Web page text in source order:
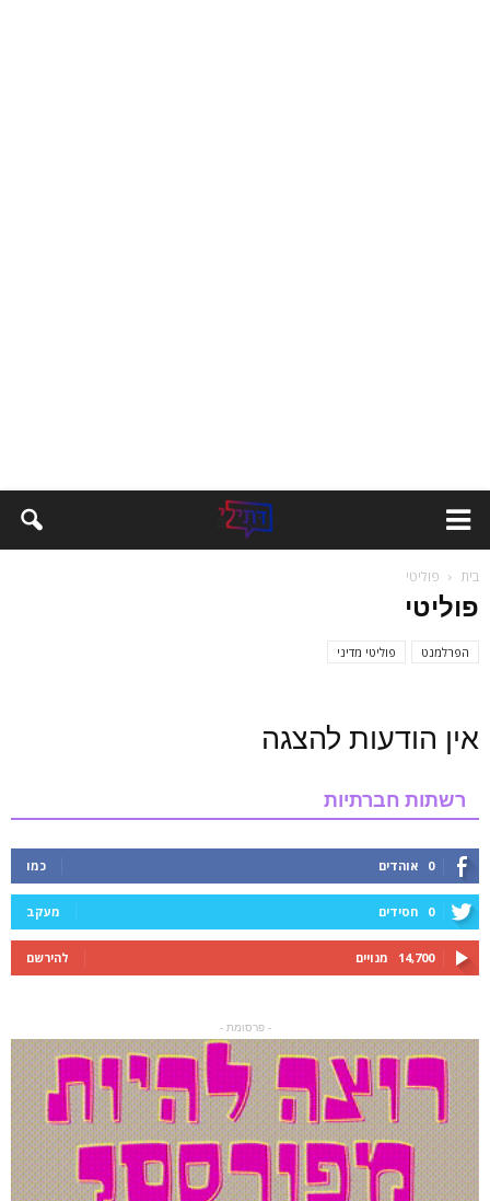
בית פוליטי
פוליטי
הפרלמנט פוליטי מדיני
אין הודעות להצגה
רשתות חברתיות
0 אוהדים כמו
0 חסידים מעקב
14,700 מנויים להירשם
- פרסומת -